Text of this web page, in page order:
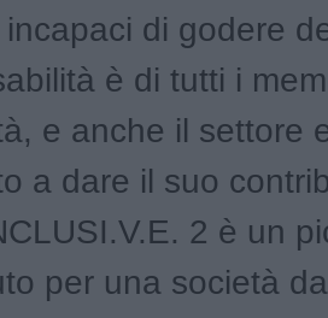
di godere
è di tutti i
e anche il settore
a dare il suo
2 è un
per una società